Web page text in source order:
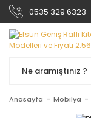
0535 329 6323
Anasayfa Mobilya